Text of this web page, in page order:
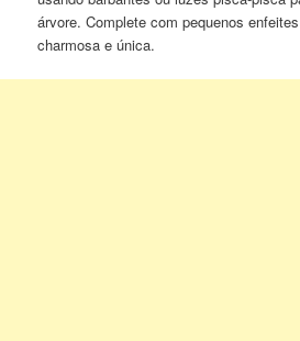
árvore. Complete com pequenos
charmosa e única.